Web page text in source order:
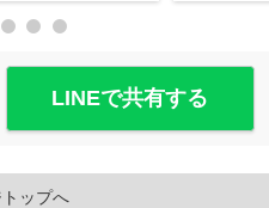
LINEで共有する
ップへ